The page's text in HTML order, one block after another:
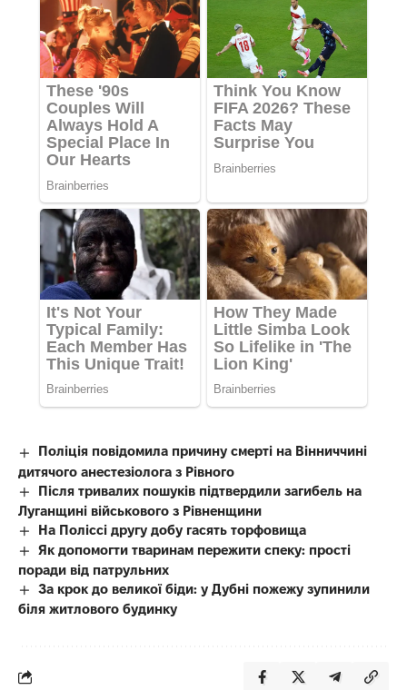
Поліція повідомила причину смерті на Вінниччині
дитячого анестезіолога з Рівного
Після тривалих пошуків підтвердили загибель на
Луганщині військового з Рівненщини
На Поліссі другу добу гасять торфовища
Як допомогти тваринам пережити спеку: прості
поради від патрульних
За крок до великої біди: у Дубні пожежу зупинили
біля житлового будинку